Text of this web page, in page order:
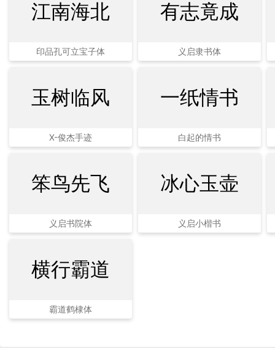
江南海北
印品孔可立宝子体
有志竟成
义启隶书体
玉树临风
X-俊杰手迹
一纸情书
白起的情书
笨鸟先飞
义启书院体
冰心玉壶
义启小楷书
横行霸道
霸道鹤棣体